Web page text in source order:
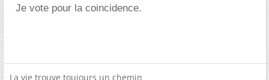
Je vote pour la coincidence.
La vie trouve toujours un chemin